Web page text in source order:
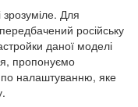
Для
російську
даної моделі
пропонуємо
по налаштуванню, яке